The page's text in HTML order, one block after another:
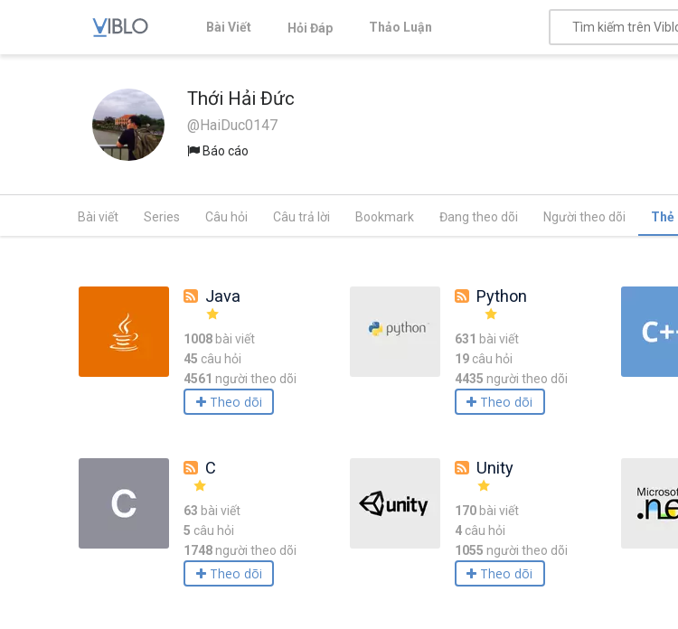
Bài Viết Hỏi Đáp Thảo Luận
Thới Hải Đức
@HaiDuc0147
Báo cáo
Bài viết Series Câu hỏi Câu trả lời Bookmark Đang theo dõi Người theo dõi Thẻ
Java
1008 bài viết
45 câu hỏi
4561 người theo dõi
Theo dõi
Python
631 bài viết
19câu hỏi
4435 người theo dõi
Theo dõi
C
63 bài viết
5 câu hỏi
1748 người theo dõi
Theo dõi
Unity
170bài viết
4câu hỏi
1055 người theo dõi
Theo dõi